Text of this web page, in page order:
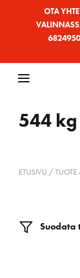
OTA
544 kg
ETUSIVU / TUOTE
Suodata